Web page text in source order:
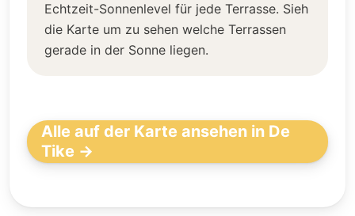
Echtzeit-Sonnenlevel für jede Terrasse. Sieh
die Karte um zu sehen welche Terrassen
gerade in der Sonne liegen.
Alle auf der Karte ansehen in De
Tike →